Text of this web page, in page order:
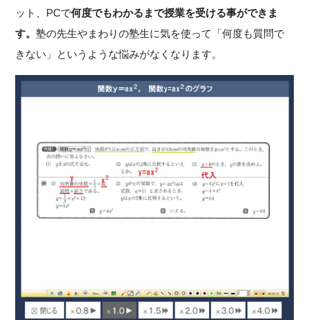
ット、PCで何度でもわかるまで授業を受ける事ができま
す。塾の先生やまわりの塾生に気を使って「何度も質問で
きない」というような悩みがなくなります。